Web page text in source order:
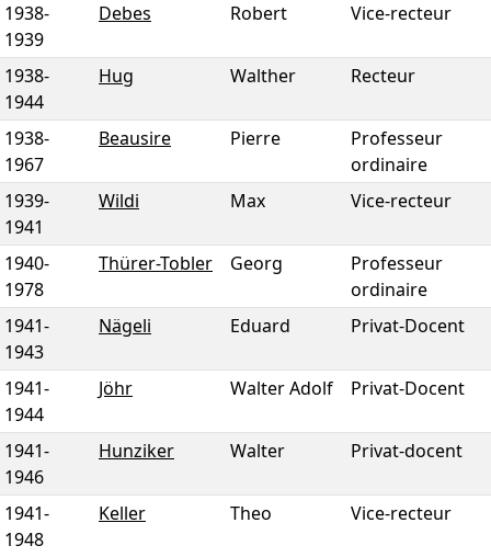
1938-
1939
Debes Robert Vice-recteur
1938-
1944
Hug Walther Recteur
1938-
1967
Beausire Pierre
Professeur
ordinaire
1939-
1941
Wildi Max Vice-recteur
1940-
1978
Thürer-Tobler Georg
Professeur
ordinaire
1941-
1943
Nägeli Eduard Privat-Docent
1941-
1944
Jöhr Walter Adolf Privat-Docent
1941-
1946
Hunziker Walter Privat-docent
1941-
1948
Keller Theo Vice-recteur